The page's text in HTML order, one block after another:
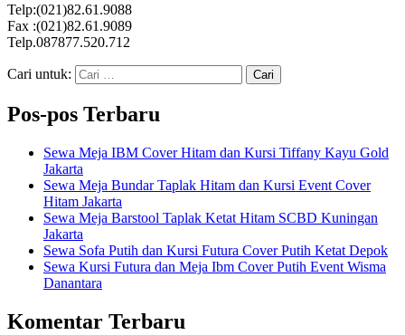
Telp:(021)82.61.9088
Fax :(021)82.61.9089
Telp.087877.520.712
Cari untuk:
Pos-pos Terbaru
Sewa Meja IBM Cover Hitam dan Kursi Tiffany Kayu Gold
Jakarta
Sewa Meja Bundar Taplak Hitam dan Kursi Event Cover
Hitam Jakarta
Sewa Meja Barstool Taplak Ketat Hitam SCBD Kuningan
Jakarta
Sewa Sofa Putih dan Kursi Futura Cover Putih Ketat Depok
Sewa Kursi Futura dan Meja Ibm Cover Putih Event Wisma
Danantara
Komentar Terbaru